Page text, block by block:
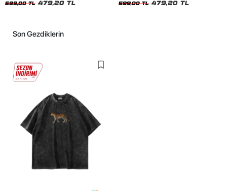
599,00 TL 479,20 TL 599,00 TL 479,20 TL
Son Gezdiklerin